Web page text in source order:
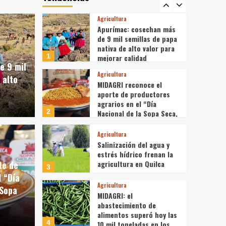
el aporte de
en el “Día
Seca, Sopa Chola y
9 mil
alto
de
pesqueros, advierte la
Pesquería
1
Agricultura
Apurímac: cosechan más
de 9 mil semillas de papa
nativa de alto valor para
mejorar calidad
2
Agricultura
MIDAGRI reconoce el
aporte de productores
agrarios en el “Día
Nacional de la Sopa Seca,
Bruta”
3
Agricultura
Salinización del agua y
estrés hídrico frenan la
agricultura en Quilca
4
Agricultura
MIDAGRI: el
abastecimiento de
alimentos superó hoy las